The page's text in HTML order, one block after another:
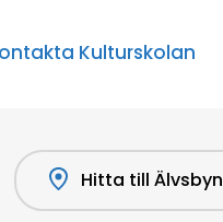
Kulturskolan
Hitta till Älvsbyn